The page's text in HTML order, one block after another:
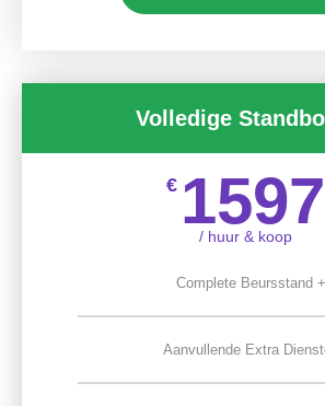
Volledige
€ 1597
/ huur & koop
Complete Beursstand +
Aanvullende Extra